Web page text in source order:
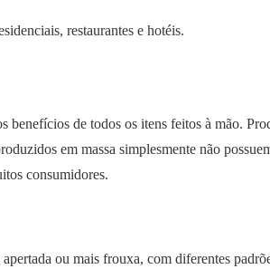
restaurantes e hotéis.
benefícios de todos os itens feitos à mão.
em massa simplesmente não
consumidores.
ou mais frouxa, com diferentes